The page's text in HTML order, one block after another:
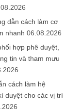
dẫn cách làm cơ
nhanh 06.08.2026
hợp phê duyệt,
tin và tham mưu
cách làm hệ
duyệt cho các vị trí